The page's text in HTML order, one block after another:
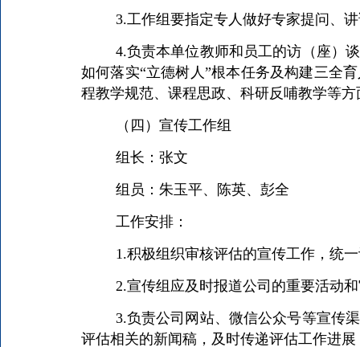
3.工作组要指定专人做好专家提问、
4.负责本单位教师和员工的访（座）
如何落实“立德树人”根本任务及构建三全
程教学规范、课程思政、科研反哺教学等
（四）宣传工作组
组长：张文
组员：朱玉平、陈英、彭全
工作安排：
1.积极组织审核评估的宣传工作，统
2.宣传组应及时报道公司的重要活动
3.负责公司网站、微信公众号等宣传
评估相关的新闻稿，及时传递评估工作进